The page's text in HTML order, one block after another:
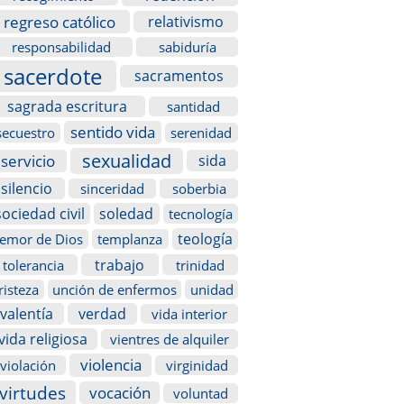
regreso católico relativismo
responsabilidad sabiduría
sacerdote
sacramentos
sagrada escritura
santidad
sentido vida serenidad
servicio sexualidad
sida
silencio
sinceridad soberbia
civil soledad
tecnología
de Dios
templanza teología
tolerancia trabajo
trinidad
unción de enfermos unidad
valentía verdad vida interior
religiosa
vientres de alquiler
violación
violencia virginidad
vocación voluntad